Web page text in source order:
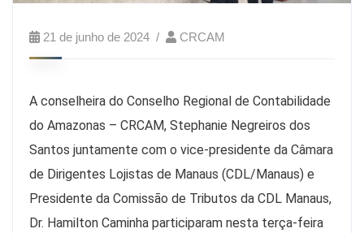
21 de junho de 2024 CRCAM
A conselheira do Conselho Regional de Contabilidade
do Amazonas – CRCAM, Stephanie Negreiros dos
Santos juntamente com o vice-presidente da Câmara
de Dirigentes Lojistas de Manaus (CDL/Manaus) e
Presidente da Comissão de Tributos da CDL Manaus,
Dr. Hamilton Caminha participaram nesta terça-feira